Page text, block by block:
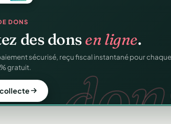
DONS
des donsen ligne.
sécurisé, reçu fiscal instantané pour chaque
gratuit.
collecte